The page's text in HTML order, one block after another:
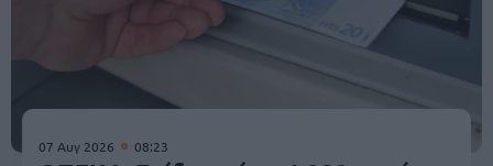
07 Αυγ 2026 08:23